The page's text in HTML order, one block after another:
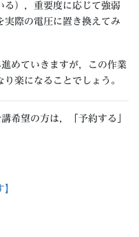
る），重要度に応じて強弱
実際の電圧に置き換えてみ
めていきますが，この作業
楽になることでしょう。
希望の方は，「予約する」